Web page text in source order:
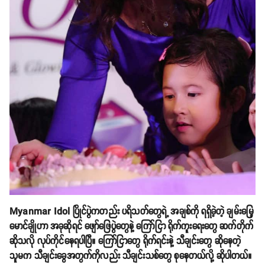
Myanmar Idol ပြိုင်ပွဲကတည်း ပရိသတ်တွေရဲ့ အချစ်ကို ရရှိခဲ့တဲ့ ချမ်းမြေ့
မောင်ချိုဟာ အခုဆိုရင် ဖျော်ဖြေပွဲတွေနဲ့ ကြော်ငြာ ရိုက်ကူးရေးတွေ ဆက်တိုက်
ဆိုသလို လုပ်ကိုင်နေရပါပြီ။ ကြော်ငြာတွေ ရိုက်ရင်းနဲ့ သီချင်းတွေ ဆိုနေတဲ့
သူမက သီချင်းခွေအတွက်ကိုလည်း သီချင်းသစ်တွေ စုနေတယ်လို့ ဆိုပါတယ်။